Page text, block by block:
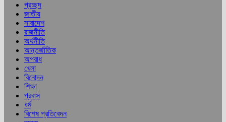
প্রচ্ছদ
জাতীয়
সারাদেশ
রাজনীতি
অর্থনীতি
আন্তর্জাতিক
অপরাধ
খেলা
বিনোদন
শিক্ষা
প্রবাস
ধর্ম
বিশেষ প্রতিবেদন